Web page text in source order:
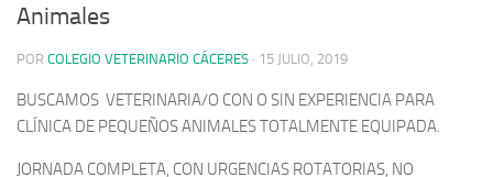
Animales
POR COLEGIO VETERINARIO CÁCERES · 15 JULIO, 2019
BUSCAMOS VETERINARIA/O CON O SIN EXPERIENCIA PARA
CLÍNICA DE PEQUEÑOS ANIMALES TOTALMENTE EQUIPADA.
JORNADA COMPLETA, CON URGENCIAS ROTATORIAS, NO